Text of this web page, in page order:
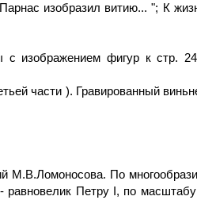
изобразил витию... "; К
с изображением фигур к стр.
части ). Гравированный
М.В.Ломоносова. По
равнове­лик Петру I, по